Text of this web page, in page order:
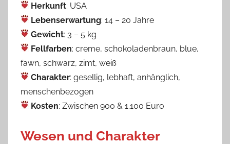
Herkunft: USA
Lebenserwartung: 14 – 20 Jahre
Gewicht: 3 – 5 kg
Fellfarben: creme, schokoladenbraun, blue,
fawn, schwarz, zimt, weiß
Charakter: gesellig, lebhaft, anhänglich,
menschenbezogen
Kosten: Zwischen 900 & 1.100 Euro
Wesen und Charakter